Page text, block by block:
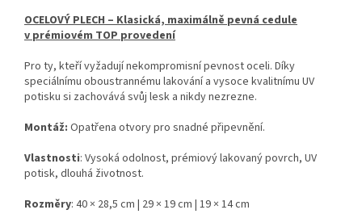
OCELOVÝ PLECH – Klasická, maximálně pevná cedule
v prémiovém TOP provedení
Pro ty, kteří vyžadují nekompromisní pevnost oceli. Díky
speciálnímu oboustrannému lakování a vysoce kvalitnímu UV
potisku si zachovává svůj lesk a nikdy nezrezne.
Montáž: Opatřena otvory pro snadné připevnění.
Vlastnosti: Vysoká odolnost, prémiový lakovaný povrch, UV
potisk, dlouhá životnost.
Rozměry: 40 × 28,5 cm | 29 × 19 cm | 19 × 14 cm